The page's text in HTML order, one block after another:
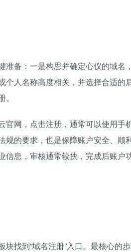
准备：一是构思并确定心仪的域名
个人名称高度相关，并选择合适的
官网，点击注册，通常可以使用
规的要求，也是保障账户安全、
息，审核通常较快，完成后账户
找到“域名注册”入口。最核心的